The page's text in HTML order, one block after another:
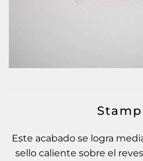
Este acabado se logra
sello caliente sobre el